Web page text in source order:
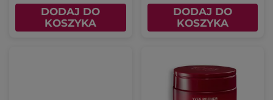
DODAJ DO
KOSZYKA
DODAJ DO
KOSZYKA